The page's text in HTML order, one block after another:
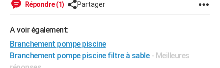
Carte de Noël
Carte Bonne année
Carte Saint-Valentin
Carte Pâques
Carte d'anniversaire
DICTIONNAIRE
Dictionnaire
Biographies
Citations
Expressions
Proverbes
PROGRAMME TV
Répondre (1) Partager
A voir également:
Branchement pompe piscine
Branchement pompe piscine filtre à sable - Meilleures